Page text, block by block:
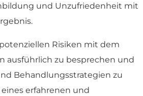
und Unzufriedenheit mit
Risiken mit dem
ausführlich zu besprechen und
Behandlungsstrategien zu
erfahrenen und